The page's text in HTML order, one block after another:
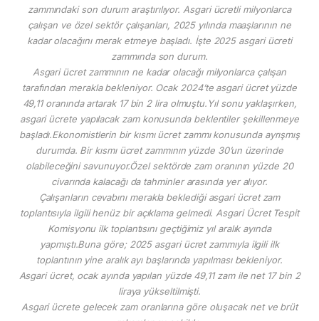
zammındaki son durum araştırılıyor. Asgari ücretli milyonlarca
çalışan ve özel sektör çalışanları, 2025 yılında maaşlarının ne
kadar olacağını merak etmeye başladı. İşte 2025 asgari ücreti
zammında son durum.
Asgari ücret zammının ne kadar olacağı milyonlarca çalışan
tarafından merakla bekleniyor. Ocak 2024’te asgari ücret yüzde
49,11 oranında artarak 17 bin 2 lira olmuştu.Yıl sonu yaklaşırken,
asgari ücrete yapılacak zam konusunda beklentiler şekillenmeye
başladı.Ekonomistlerin bir kısmı ücret zammı konusunda ayrışmış
durumda. Bir kısmı ücret zammının yüzde 30’un üzerinde
olabileceğini savunuyor.Özel sektörde zam oranının yüzde 20
civarında kalacağı da tahminler arasında yer alıyor.
Çalışanların cevabını merakla beklediği asgari ücret zam
toplantısıyla ilgili henüz bir açıklama gelmedi. Asgari Ücret Tespit
Komisyonu ilk toplantısını geçtiğimiz yıl aralık ayında
yapmıştı.Buna göre; 2025 asgari ücret zammıyla ilgili ilk
toplantının yine aralık ayı başlarında yapılması bekleniyor.
Asgari ücret, ocak ayında yapılan yüzde 49,11 zam ile net 17 bin 2
liraya yükseltilmişti.
Asgari ücrete gelecek zam oranlarına göre oluşacak net ve brüt